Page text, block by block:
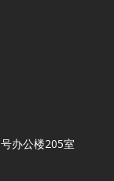
办公楼205室